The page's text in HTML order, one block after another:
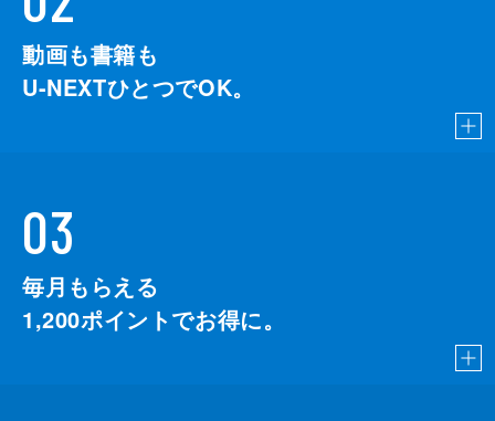
動画も書籍も
U-NEXTひとつでOK。
03
毎月もらえる
1,200ポイントでお得に。